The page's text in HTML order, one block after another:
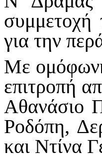
για την
Με
επιτροπή
Αθανάσιο
Ροδόπη,
και Ντίνα